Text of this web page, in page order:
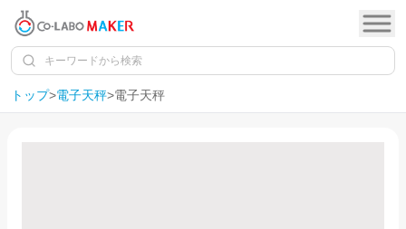
トップ>電子天秤>電子天秤